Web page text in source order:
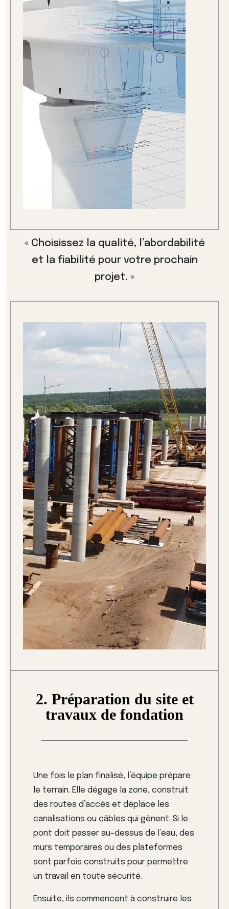
« Choisissez la qualité, l’abordabilité
et la fiabilité pour votre prochain
projet. »
2. Préparation du site et
travaux de fondation
Une fois le plan finalisé, l’équipe prépare
le terrain. Elle dégage la zone, construit
des routes d’accès et déplace les
canalisations ou câbles qui gênent. Si le
pont doit passer au-dessus de l’eau, des
murs temporaires ou des plateformes
sont parfois construits pour permettre
un travail en toute sécurité.
Ensuite, ils commencent à construire les